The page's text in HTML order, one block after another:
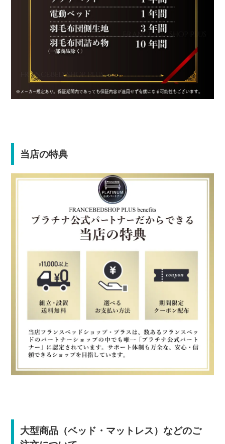
当店の特典
大型商品（ベッド・マットレス）などのご